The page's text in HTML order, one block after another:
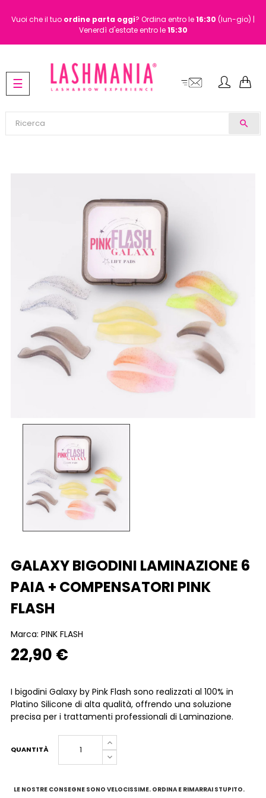
Vuoi che il tuo ordine parta oggi? Ordina entro le16:30 (lun-gio) |
Venerdì d'estate entro le15:30
search
navigazione
Toggle
☰
GALAXY BIGODINI LAMINAZIONE 6
PAIA + COMPENSATORI PINK
FLASH
Marca: PINK FLASH
22,90 €
I bigodini Galaxy by Pink Flash sono realizzati al 100% in
Platino Silicone di alta qualità, offrendo una soluzione
precisa per i trattamenti professionali di Laminazione.
QUANTITÀ
LE NOSTRE CONSEGNE SONO VELOCISSIME. ORDINA E RIMARRAI STUPITO.